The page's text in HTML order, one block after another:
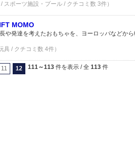
/ スポーツ施設・プール / クチコミ数 3件）
MOMO
や発達を考えたおもちゃを、ヨーロッパなどか
具 / クチコミ数 4件）
11 12 111～113 件を表示 / 全 113 件